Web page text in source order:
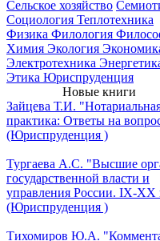
Сельское хозяйство
Социология Теплотехника
Физика Филология
Химия Экология
Электротехника
Этика Юриспруденция
Новые книги
Зайцева Т.И.
практика: Ответы на
(Юриспруденция )
Тургаева А.С. "Высшие
государственной власти и
управления России. IХ-ХХ
(Юриспруденция )
Тихомиров Ю.А.